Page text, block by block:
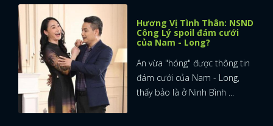
Hương Vị Tình Thân: NSND
Công Lý spoil đám cưới
của Nam - Long?
An vừa "hóng" được thông tin
đám cưới của Nam - Long,
thấy bảo là ở Ninh Bình ...